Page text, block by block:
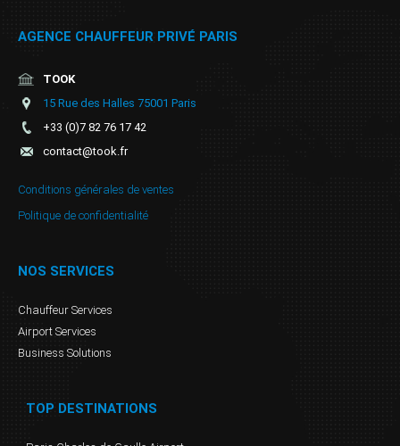
AGENCE CHAUFFEUR PRIVÉ PARIS
TOOK
15 Rue des Halles 75001 Paris
+33 (0)7 82 76 17 42
contact@took.fr
Conditions générales de ventes
Politique de confidentialité
NOS SERVICES
Chauffeur Services
Airport Services
Business Solutions
TOP DESTINATIONS